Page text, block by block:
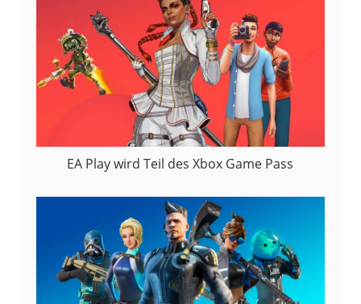
EA Play wird Teil des Xbox Game Pass